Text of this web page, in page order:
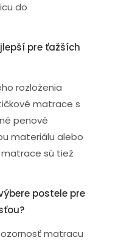
do
pre ťažších
rozloženia
matrace s
penové
materiálu alebo
sú tiež
postele pre
matracu